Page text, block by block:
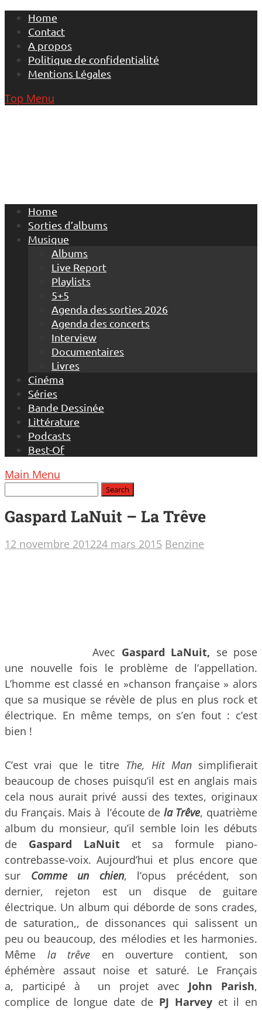
Skip
content
Home
Contact
A propos
Politique de confidentialité
Mentions Légales
Top Menu
Home
Sorties d’albums
Musique
Albums
Live Report
Playlists
5+5
Agenda des sorties 2026
Agenda des concerts
Interview
Documentaires
Livres
Cinéma
Séries
Bande Dessinée
Littérature
Podcasts
Best-Of
Main Menu
Gaspard LaNuit – La Trêve
12 novembre 201224 mars 2015 Benzine
Avec Gaspard LaNuit, se pose
une nouvelle fois le problème de l’appellation.
L’homme est classé en »chanson française » alors
que sa musique se révèle de plus en plus rock et
électrique. En même temps, on s’en fout : c’est
bien !
C’est vrai que le titre The, Hit Mansimplifierait
beaucoup de choses puisqu’il est en anglais mais
cela nous aurait privé aussi des textes, originaux
du Français. Mais à l’écoute de la Trêve, quatrième
album du monsieur, qu’il semble loin les débuts
de Gaspard LaNuitet sa formule piano-
contrebasse-voix. Aujourd’hui et plus encore que
sur Comme un chien, l’opus précédent, son
dernier, rejeton est un disque de guitare
électrique. Un album qui déborde de sons crades,
de saturation,, de dissonances qui salissent un
peu ou beaucoup, des mélodies et les harmonies.
Même la trêve en ouverture contient, son
éphémère assaut noise et saturé. Le Français
a, participé à un projet avec John Parish,
complice de longue date de PJ Harvey et il en